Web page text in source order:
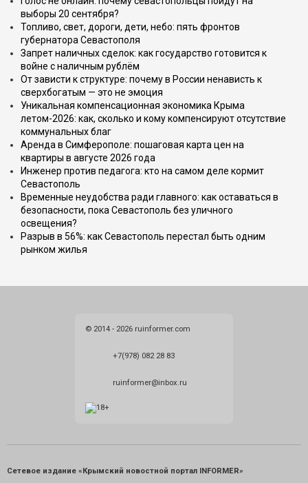
выборы 20 сентября?
Топливо, свет, дороги, дети, небо: пять фронтов
губернатора Севастополя
Запрет наличных сделок: как государство готовится к
войне с наличным рублём
От зависти к структуре: почему в России ненависть к
сверхбогатым — это не эмоция
Уникальная компенсационная экономика Крыма
летом-2026: как, сколько и кому компенсируют отсутствие
коммунальных благ
Аренда в Симферополе: пошаговая карта цен на
квартиры в августе 2026 года
Инженер против педагога: кто на самом деле кормит
Севастополь
Временные неудобства ради главного: как оставаться в
безопасности, пока Севастополь без уличного
освещения?
Разрыв в 56%: как Севастополь перестал быть одним
рынком жилья
© 2014 - 2026 ruinformer.com
+7(978) 082 28 83
ruinformer@inbox.ru
Сетевое издание «Крымский новостной портал INFORMER»